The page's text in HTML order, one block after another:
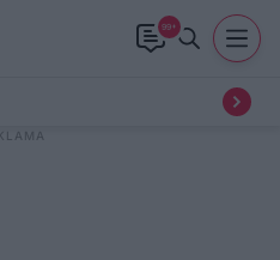
99+